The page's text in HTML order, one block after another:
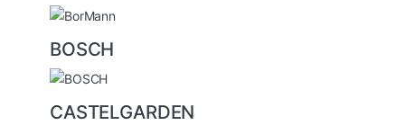
BOSCH
CASTELGARDEN